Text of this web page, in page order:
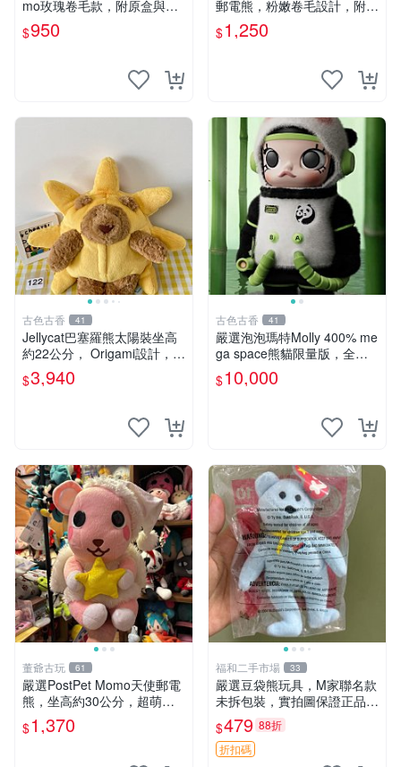
mo玫瑰卷毛款，附原盒與吊
牌，粉嫩可愛入手即柔軟～
玫瑰卷毛 郵電熊 正品
$950
郵電熊，粉嫩卷毛設計，附原
裝包裝與吊牌，超Recomme
nded收藏品 1095 玩偶 包裝
$1,250
古色古香 41
Jellycat巴塞羅熊太陽裝坐高
約22公分， Origami設計，來
自越南。嚴選 Recommendat
ion！巴塞羅、 Origami熊、J
$3,940
古色古香 41
嚴選泡泡瑪特Molly 400% me
ga space熊貓限量版，全新
附原Packaging。拍下即視頻
確認。 泡泡瑪特 Molly 400%
$10,000
董爺古玩 61
嚴選PostPet Momo天使郵電
熊，坐高約30公分，超萌可
愛收藏首選 天使郵電熊 Mom
o熊 玩具
$1,370
福和二手市場 33
嚴選豆袋熊玩具，M家聯名款
未拆包裝，實拍圖保證正品
豆袋玩具 嚴選 M家 豆袋熊
$479 88折
折扣碼